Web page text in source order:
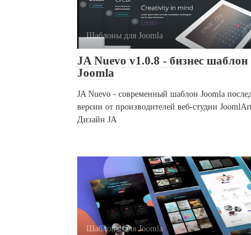
Шаблоны для Joomla
JA Nuevo v1.0.8 - бизнес шаблон
Joomla
JA Nuevo - современный шаблон Joomla
версии от производителей веб-студии
Дизайн JA
Шаблоны для Joomla